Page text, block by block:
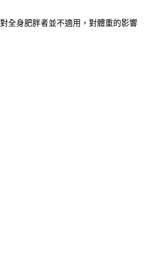
全身肥胖者並不適用，對體重的影響